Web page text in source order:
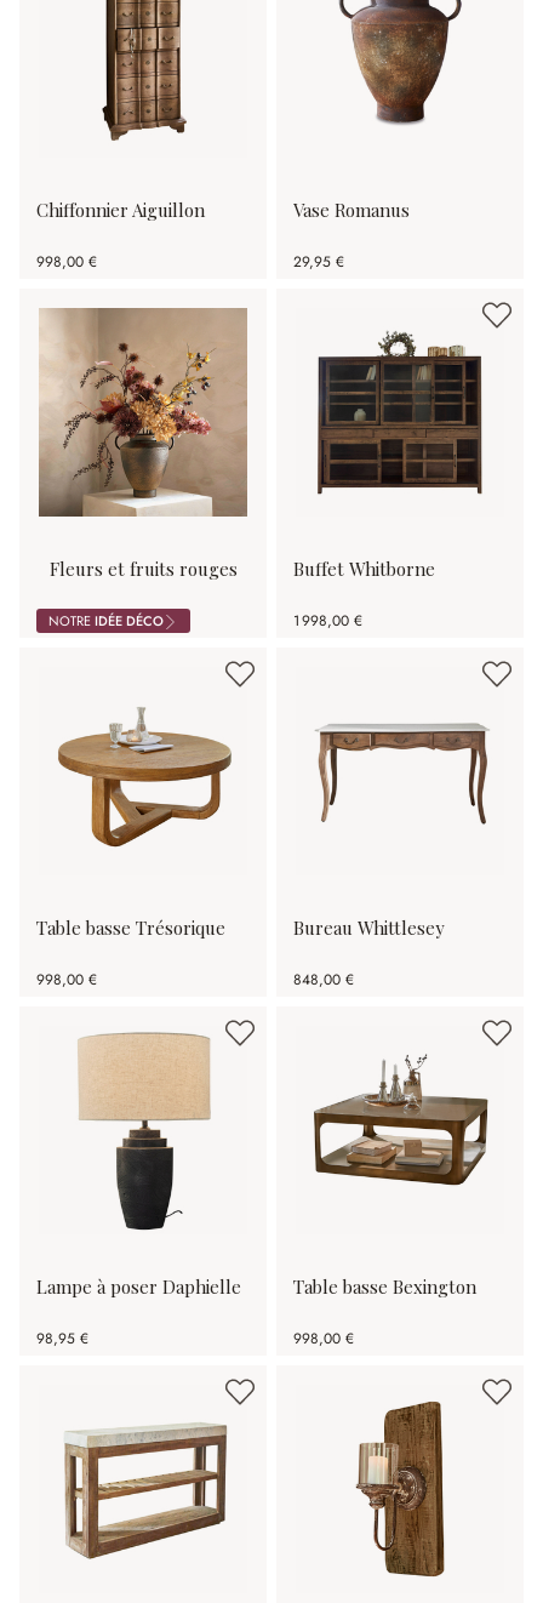
Chiffonnier Aiguillon
998,00 €
Vase Romanus
29,95 €
NOTREIDÉE DÉCO
Fleurs et fruits rouges Buffet Whitborne
1 998,00 €
Table basse Trésorique
998,00 €
Bureau Whittlesey
848,00 €
Lampe à poser Daphielle
98,95 €
Table basse Bexington
998,00 €